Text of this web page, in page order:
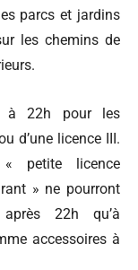
parcs et jardins
les chemins de
à 22h pour les
d’une licence III.
petite licence
» ne pourront
22h qu’à
accessoires à